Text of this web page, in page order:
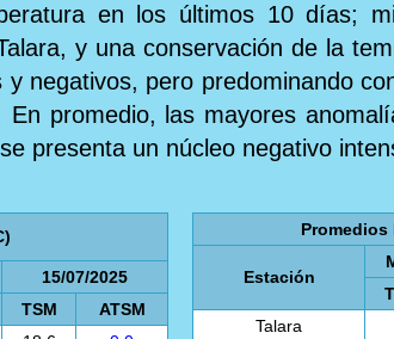
en los últimos 10 días;
y una conservación de la
negativos, pero predominando
promedio, las mayores
presenta un núcleo negativo
15/07/2025
TSM
ATSM
Promedios
Estación
Talara